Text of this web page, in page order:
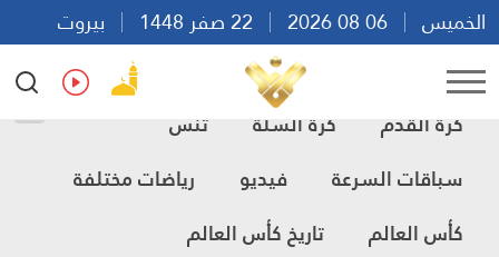
الخميس
بيروت
20:41
Ar
كرة القدم كرة السلة
تنس
سباقات السرعة
فيديو
رياضات مختلفة
كأس العالم
تاريخ كأس العالم